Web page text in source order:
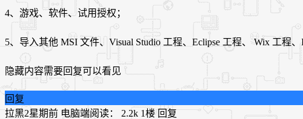
4、游戏、软件、试用授权；
5、导入其他 MSI 文件、Visual Studio 工程、Eclipse 工程、 Wix 工程、
隐藏内容需要回复可以看见
回复
拉黑2星期前 电脑端阅读： 2.2k 1楼 回复